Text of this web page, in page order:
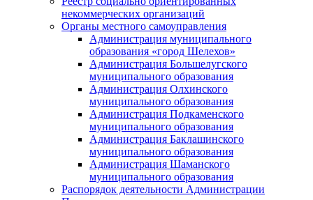
некоммерческих организаций
Органы местного самоуправления
Администрация муниципального
образования «город Шелехов»
Администрация Большелугского
муниципального образования
Администрация Олхинского
муниципального образования
Администрация Подкаменского
муниципального образования
Администрация Баклашинского
муниципального образования
Администрация Шаманского
муниципального образования
Распорядок деятельности Администрации